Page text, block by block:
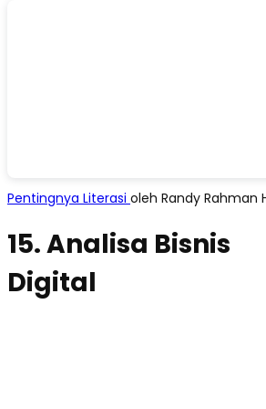
Pentingnya Literasi oleh Randy Rahman
15. Analisa Bisnis
Digital